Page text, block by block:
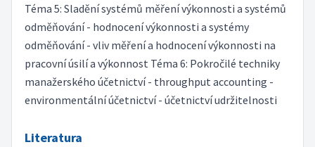
Téma 5: Sladění systémů měření výkonnosti a systémů
odměňování - hodnocení výkonnosti a systémy
odměňování - vliv měření a hodnocení výkonnosti na
pracovní úsilí a výkonnost Téma 6: Pokročilé techniky
manažerského účetnictví - throughput accounting -
environmentální účetnictví - účetnictví udržitelnosti
Literatura